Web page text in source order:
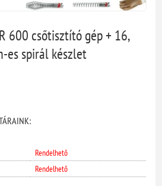
600 csőtisztító gép + 16,
es spirál készlet
Rendelhető
Rendelhető